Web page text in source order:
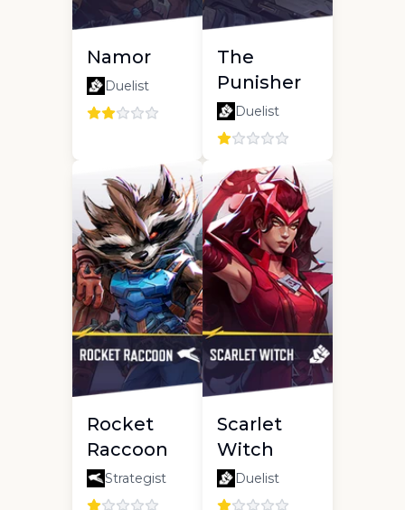
Namor
Duelist
The
Punisher
Duelist
Rocket
Raccoon
Strategist
Scarlet
Witch
Duelist